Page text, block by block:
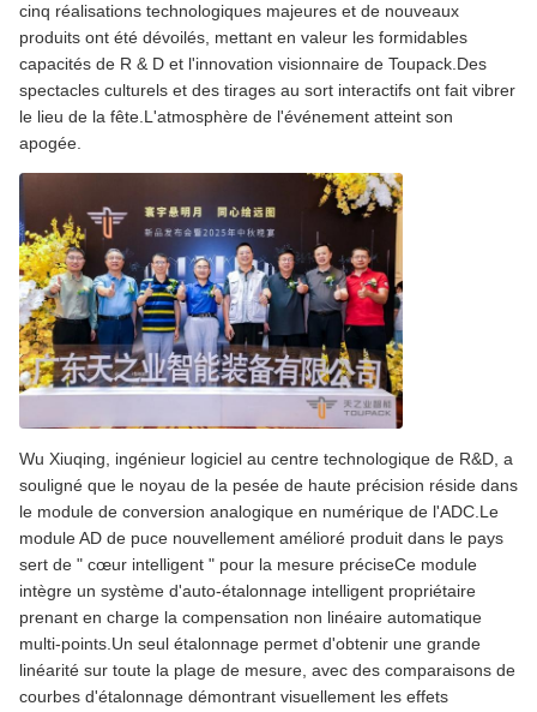
cinq réalisations technologiques majeures et de nouveaux
produits ont été dévoilés, mettant en valeur les formidables
capacités de R & D et l'innovation visionnaire de Toupack.Des
spectacles culturels et des tirages au sort interactifs ont fait vibrer
le lieu de la fête.L'atmosphère de l'événement atteint son
apogée.
Wu Xiuqing, ingénieur logiciel au centre technologique de R&D, a
souligné que le noyau de la pesée de haute précision réside dans
le module de conversion analogique en numérique de l'ADC.Le
module AD de puce nouvellement amélioré produit dans le pays
sert de " cœur intelligent " pour la mesure préciseCe module
intègre un système d'auto-étalonnage intelligent propriétaire
prenant en charge la compensation non linéaire automatique
multi-points.Un seul étalonnage permet d'obtenir une grande
linéarité sur toute la plage de mesure, avec des comparaisons de
courbes d'étalonnage démontrant visuellement les effets